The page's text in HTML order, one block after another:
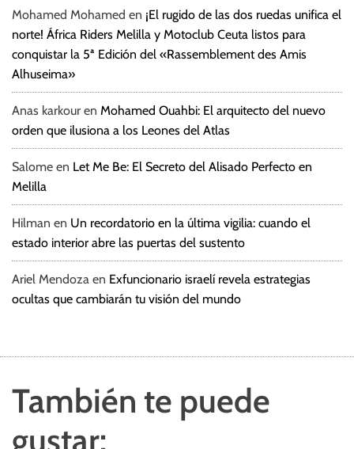
Mohamed Mohamed en ¡El rugido de las dos ruedas unifica el
norte! África Riders Melilla y Motoclub Ceuta listos para
conquistar la 5ª Edición del «Rassemblement des Amis
Alhuseima»
Anas karkour en Mohamed Ouahbi: El arquitecto del nuevo
orden que ilusiona a los Leones del Atlas
Salome en Let Me Be: El Secreto del Alisado Perfecto en
Melilla
Hilman en Un recordatorio en la última vigilia: cuando el
estado interior abre las puertas del sustento
Ariel Mendoza en Exfuncionario israelí revela estrategias
ocultas que cambiarán tu visión del mundo
También te puede
gustar: